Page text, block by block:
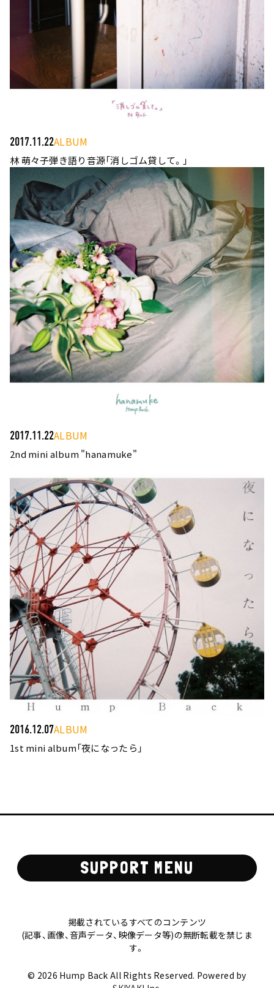
2017.11.22ALBUM
林 萌々子弾き語り音源「消しゴム貸して。」
2017.11.22ALBUM
2nd mini album "hanamuke"
2016.12.07ALBUM
1st mini album「夜になったら」
SUPPORT MENU
掲載されているすべてのコンテンツ
(記事、画像、音声データ、映像データ等)の無断転載を禁じま
す。
© 2026 Hump Back All Rights Reserved. Powered by